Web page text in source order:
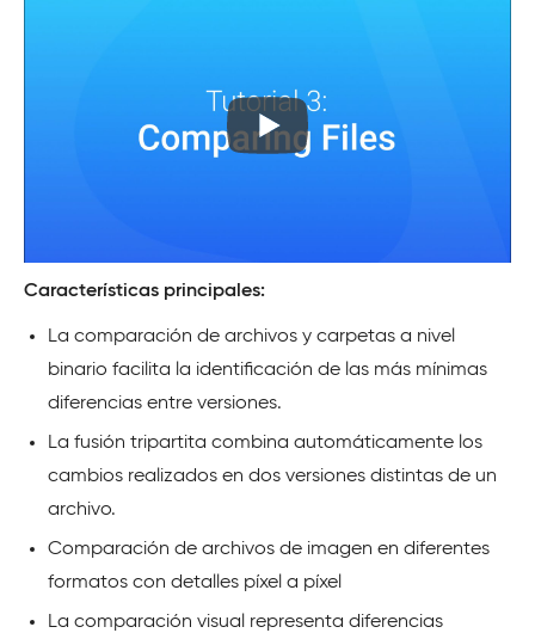
Características principales:
La comparación de archivos y carpetas a nivel
binario facilita la identificación de las más mínimas
diferencias entre versiones.
La fusión tripartita combina automáticamente los
cambios realizados en dos versiones distintas de un
archivo.
Comparación de archivos de imagen en diferentes
formatos con detalles píxel a píxel
La comparación visual representa diferencias